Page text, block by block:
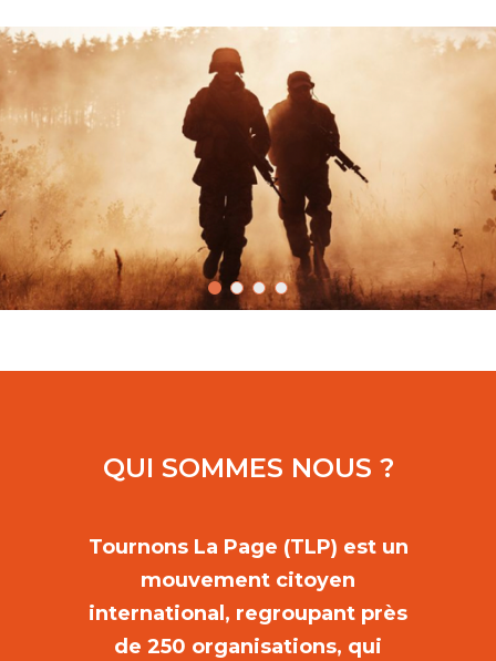
QUI SOMMES NOUS ?
Tournons La Page (TLP) est un
mouvement citoyen
international, regroupant près
de 250 organisations, qui